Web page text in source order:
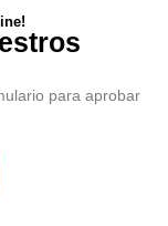
para aprobar